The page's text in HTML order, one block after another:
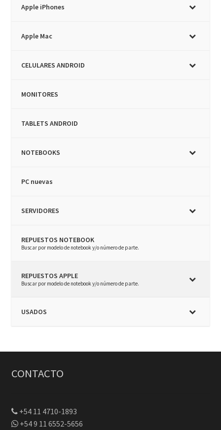
Apple iPhones
Apple Mac
CELULARES ANDROID
MONITORES
TABLETS ANDROID
NOTEBOOKS
PC nuevas
SERVIDORES
REPUESTOS NOTEBOOK
–
Buscar por modelo de notebook y/o número de parte.
REPUESTOS APPLE
–
Buscar por modelo de notebook y/o número de parte.
USADOS
CONTACTO
+54 11 4710-1893
+54 9 11 6552-5656